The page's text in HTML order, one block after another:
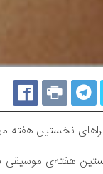
نخستین هفته